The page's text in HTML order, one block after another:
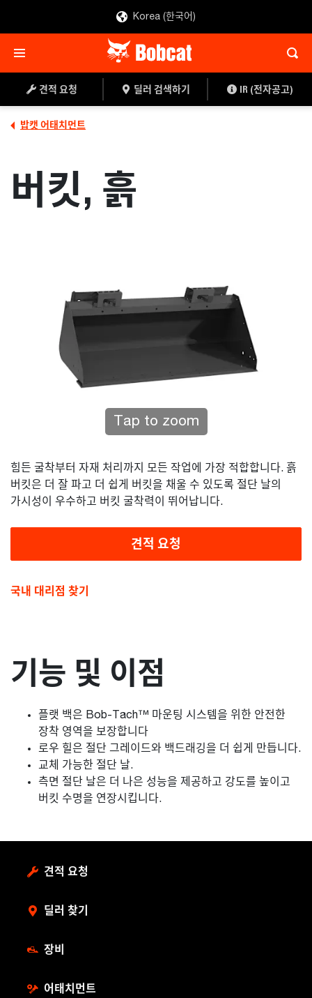
Korea (한국어)
견적 요청 딜러 검색하기 IR (전자공고)
밥캣 어태치먼트
버킷, 흙
Tap to zoom
힘든 굴착부터 자재 처리까지 모든 작업에 가장 적합합니다. 흙
버킷은 더 잘 파고 더 쉽게 버킷을 채울 수 있도록 절단 날의
가시성이 우수하고 버킷 굴착력이 뛰어납니다.
견적 요청
국내 대리점 찾기
기능 및 이점
플랫 백은 Bob-Tach™ 마운팅 시스템을 위한 안전한
장착 영역을 보장합니다
로우 힐은 절단 그레이드와 백드래깅을 더 쉽게 만듭니다.
교체 가능한 절단 날.
측면 절단 날은 더 나은 성능을 제공하고 강도를 높이고
버킷 수명을 연장시킵니다.
견적 요청
딜러 찾기
장비
어태치먼트